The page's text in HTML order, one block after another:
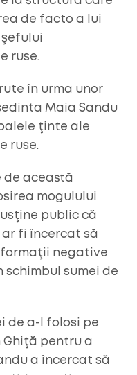
de facto a lui
ruse.
în urma unor
Maia Sandu
ţinte ale
ruse.
această
mogulului
public că
fi încercat să
negative
schimbul sumei de
de a-l folosi pe
pentru a
a încercat să